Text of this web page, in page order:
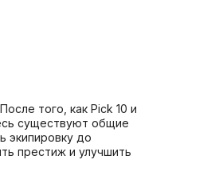
того, как Pick 10 и
существуют общие
экипировку до
престиж и улучшить